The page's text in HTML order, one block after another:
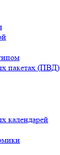
пакетах (ПВД)
календарей